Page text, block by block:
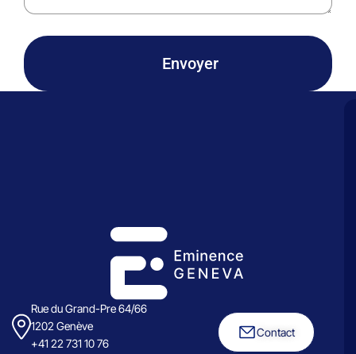
Envoyer
Rue du Grand-Pre 64/66
1202 Genève
+41 22 731 10 76
Contact